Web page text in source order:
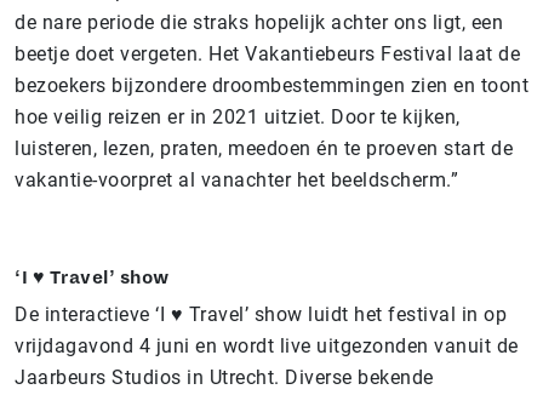
de nare periode die straks hopelijk achter ons ligt, een
beetje doet vergeten. Het Vakantiebeurs Festival laat de
bezoekers bijzondere droombestemmingen zien en toont
hoe veilig reizen er in 2021 uitziet. Door te kijken,
luisteren, lezen, praten, meedoen én te proeven start de
vakantie-voorpret al vanachter het beeldscherm.”
‘I ♥ Travel’ show
De interactieve ‘I ♥ Travel’ show luidt het festival in op
vrijdagavond 4 juni en wordt live uitgezonden vanuit de
Jaarbeurs Studios in Utrecht. Diverse bekende